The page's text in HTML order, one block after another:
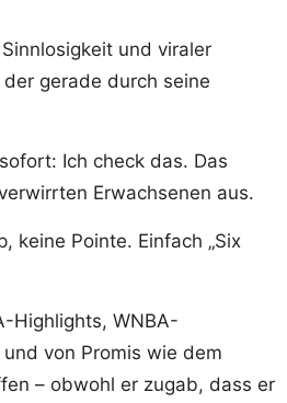
und viraler
gerade durch seine
Ich check das. Das
Erwachsenen aus.
keine Pointe. Einfach „Six
Highlights, WNBA-
von Promis wie dem
– obwohl er zugab, dass er